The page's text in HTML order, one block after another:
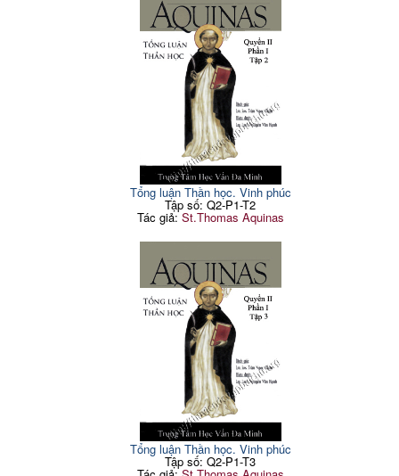
Tổng luận Thần học. Vinh phúc
Tập số: Q2-P1-T2
Tác giả:St.Thomas Aquinas
Tổng luận Thần học. Vinh phúc
Tập số: Q2-P1-T3